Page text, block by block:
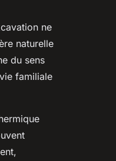
ne
naturelle
du sens
familiale